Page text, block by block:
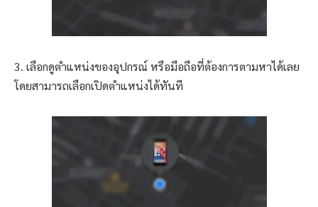
3. เลือกดูตำแหน่งของอุปกรณ์ หรือมือถือที่ต้องการตามหาได้เลย
โดยสามารถเลือกเปิดตำแหน่งได้ทันที